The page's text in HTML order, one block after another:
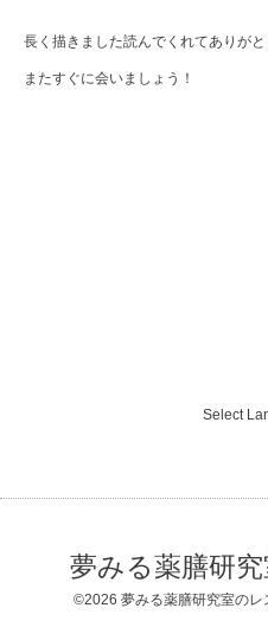
長く描きました読んでくれてありがと
またすぐに会いましょう！
Select
夢みる薬膳研
©2026 夢みる薬膳研究室のレ